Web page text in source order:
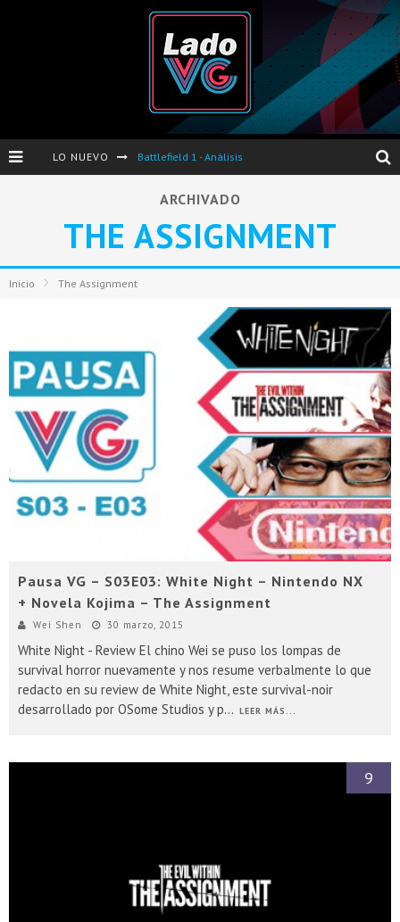
LO NUEVO Battlefield 1 - Análisis
Pro Evolution Soccer 2017 - Análisis
Pausa VG - S04E06 - Nintendo Switch - FIFA/PES - DS III Ashes of Ariandel - Red Dead Redemption 2
Opinión sobre The Last of Us y Left Behind
Presentación oficial de Gears Of War 4 en Argentina
Presentacion Watch Dogs 2 en Argentina
ARCHIVADO
THE ASSIGNMENT
Inicio The Assignment
Pausa VG – S03E03: White Night – Nintendo NX
+ Novela Kojima – The Assignment
Wei Shen 30 marzo, 2015
White Night - Review El chino Wei se puso los lompas de
survival horror nuevamente y nos resume verbalmente lo que
redacto en su review de White Night, este survival-noir
desarrollado por OSome Studios y p... LEER MÁS...
9